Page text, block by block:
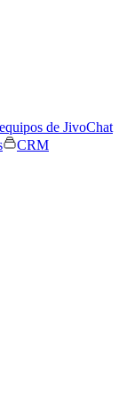
de JivoChat
CRM